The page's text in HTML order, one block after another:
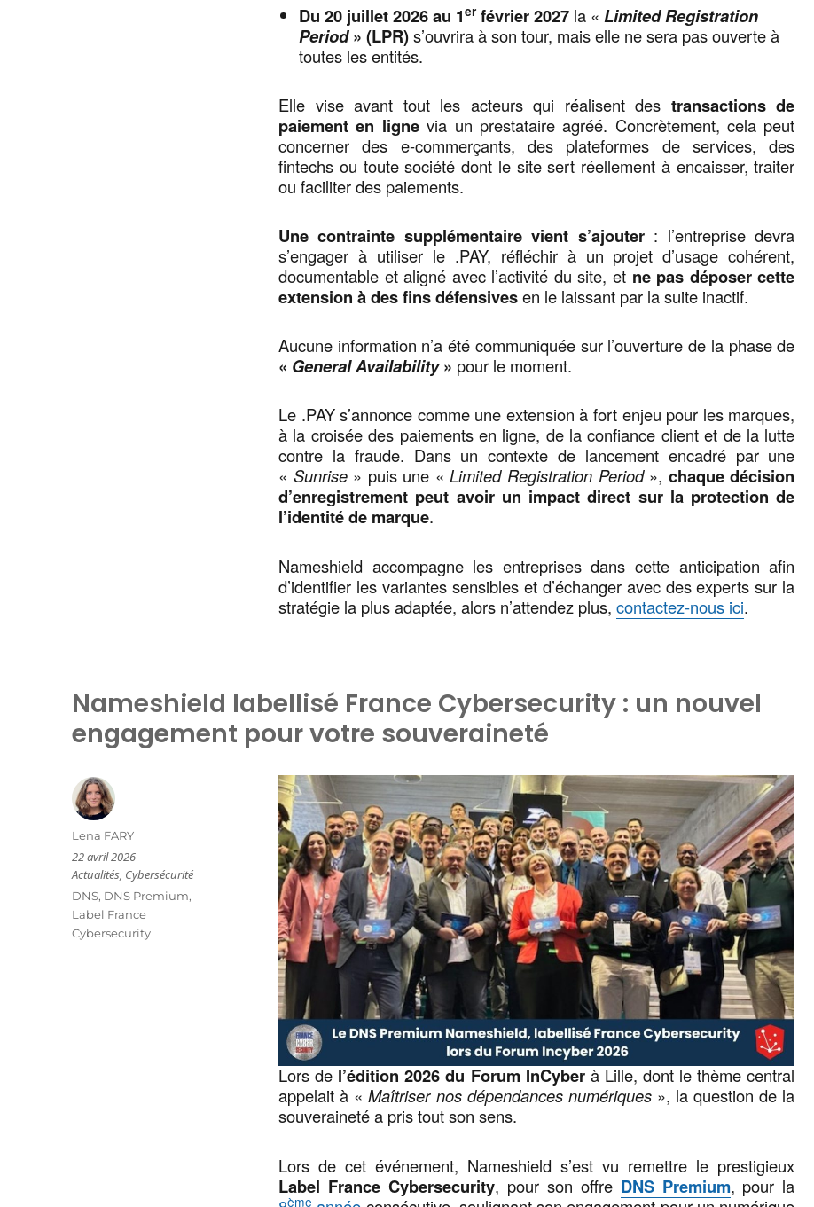
Du 20 juillet 2026 au 1er février 2027 la « Limited Registration
Period» (LPR)s’ouvrira à son tour, mais elle ne sera pas ouverte à
toutes les entités.
Elle vise avant tout les acteurs qui réalisent des transactions de
paiement en lignevia un prestataire agréé. Concrètement, cela peut
concerner des e-commerçants, des plateformes de services, des
fintechs ou toute société dont le site sert réellement à encaisser, traiter
ou faciliter des paiements.
Une contrainte supplémentaire vient s’ajouter: l’entreprise devra
s’engager à utiliser le .PAY, réfléchir à un projet d’usage cohérent,
documentable et aligné avec l’activité du site, et ne pas déposer cette
extension à des fins défensivesen le laissant par la suite inactif.
Aucune information n’a été communiquée sur l’ouverture de la phase de
« General Availability» pour le moment.
Le .PAY s’annonce comme une extension à fort enjeu pour les marques,
à la croisée des paiements en ligne, de la confiance client et de la lutte
contre la fraude. Dans un contexte de lancement encadré par une
« Sunrise» puis une «Limited Registration Period», chaque décision
d’enregistrement peut avoir un impact direct sur la protection de
l’identité de marque.
Nameshield accompagne les entreprises dans cette anticipation afin
d’identifier les variantes sensibles et d’échanger avec des experts sur la
stratégie la plus adaptée, alors n’attendez plus,contactez-nous ici.
Nameshield labellisé France Cybersecurity : un nouvel
engagement pour votre souveraineté
Lors de l’édition 2026 du Forum InCyberà Lille, dont le thème central
appelait à «Maîtriser nos dépendances numériques », la question de la
souveraineté a pris tout son sens.
Lors de cet événement, Nameshield s’est vu remettre le prestigieux
Label France Cybersecurity, pour son offre DNS Premium, pour la
ème
Auteur
Lena FARY
Publié
le
22 avril 2026
Catégories
Actualités, Cybersécurité
Étiquettes
DNS, DNS Premium,
Label France
Cybersecurity